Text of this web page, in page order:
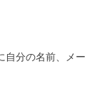
自分の名前、メー